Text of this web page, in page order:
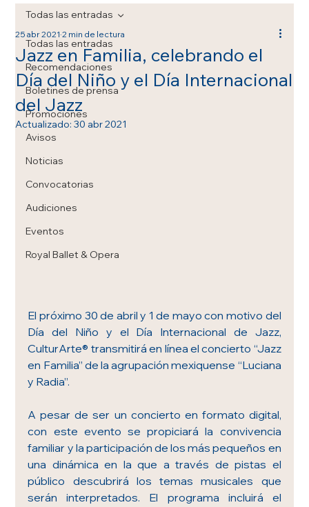
Todas las entradas
Recomendaciones
Boletines de prensa
Promociones
Avisos
Noticias
Convocatorias
Audiciones
Eventos
Royal Ballet & Opera
Todas las entradas
Jazz en Familia, celebrando el
Día del Niño y el Día Internacional
del Jazz
25 abr 2021 2 min de lectura
Actualizado:30 abr 2021
El próximo 30 de abril y 1 de mayo con motivo del
Día del Niño y el Día Internacional de Jazz,
CulturArte® transmitirá en línea el concierto “Jazz
en Familia” de la agrupación mexiquense “Luciana
y Radia”.
A pesar de ser un concierto en formato digital,
con este evento se propiciará la convivencia
familiar y la participación de los más pequeños en
una dinámica en la que a través de pistas el
público descubrirá los temas musicales que
serán interpretados. El programa incluirá el